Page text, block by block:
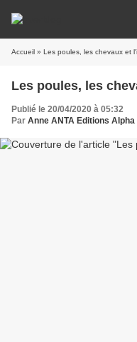
Accueil » Les poules, les chevaux et
Les poules, les
Publié le 20/04/2020 à 05:32
Par Anne ANTA Editions Alpha